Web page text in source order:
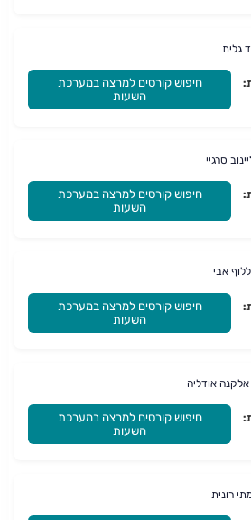
גלית
חיפוש קורסים למרצה במערכת
השעות
סרגיי
חיפוש קורסים למרצה במערכת
השעות
אבי
חיפוש קורסים למרצה במערכת
השעות
אודליה
חיפוש קורסים למרצה במערכת
השעות
רונית